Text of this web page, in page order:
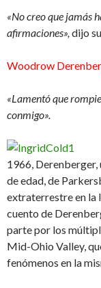
«No creo que jamás
afirmaciones», dijo
Woodrow
«Lamentó que
conmigo».
1966, Derenberger,
de edad, de
extraterrestre en la
cuento de
parte por los
Mid-Ohio Valley,
fenómenos en la